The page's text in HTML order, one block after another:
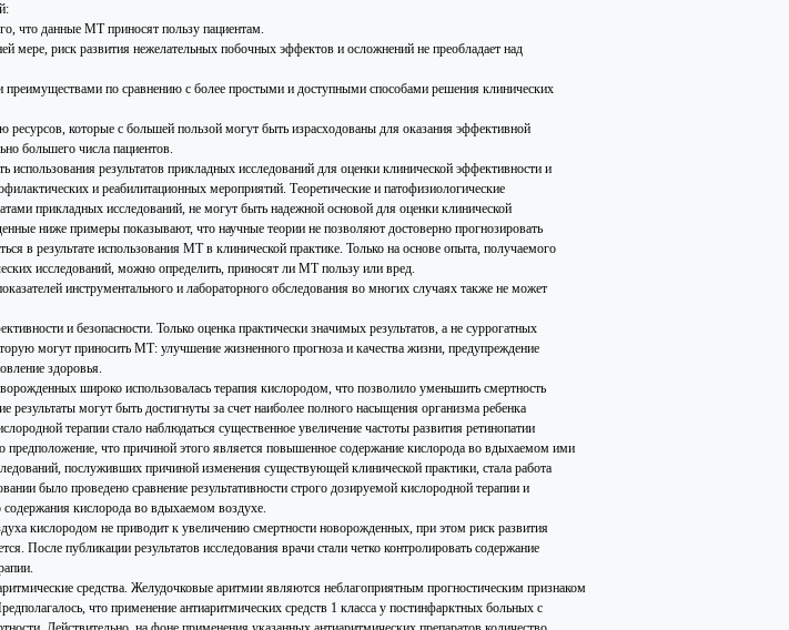
что данные МТ приносят пользу пациентам.
мере, риск развития нежелательных побочных эффектов и осложнений не преобладает над
по сравнению с более простыми и доступными способами решения клинических
которые с большей пользой могут быть израсходованы для оказания эффективной
большего числа пациентов.
результатов прикладных исследований для оценки клинической эффективности и
и реабилитационных мероприятий. Теоретические и патофизиологические
прикладных исследований, не могут быть надежной основой для оценки клинической
ниже примеры показывают, что научные теории не позволяют достоверно прогнозировать
в результате использования МТ в клинической практике. Только на основе опыта, получаемого
исследований, можно определить, приносят ли МТ пользу или вред.
инструментального и лабораторного обследования во многих случаях также не может
и безопасности. Только оценка практически значимых результатов, а не суррогатных
могут приносить МТ: улучшение жизненного прогноза и качества жизни, предупреждение
здоровья.
широко использовалась терапия кислородом, что позволило уменьшить смертность
результаты могут быть достигнуты за счет наиболее полного насыщения организма ребенка
терапии стало наблюдаться существенное увеличение частоты развития ретинопатии
что причиной этого является повышенное содержание кислорода во вдыхаемом ими
послуживших причиной изменения существующей клинической практики, стала работа
было проведено сравнение результативности строго дозируемой кислородной терапии и
кислорода во вдыхаемом воздухе.
кислородом не приводит к увеличению смертности новорожденных, при этом риск развития
После публикации результатов исследования врачи стали четко контролировать содержание
средства. Желудочковые аритмии являются неблагоприятным прогностическим признаком
что применение антиаритмических средств 1 класса у постинфарктных больных с